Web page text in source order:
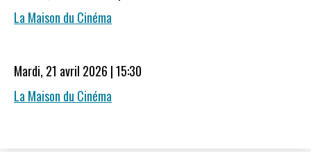
La Maison du Cinéma
Mardi, 21 avril 2026 | 15:30
La Maison du Cinéma